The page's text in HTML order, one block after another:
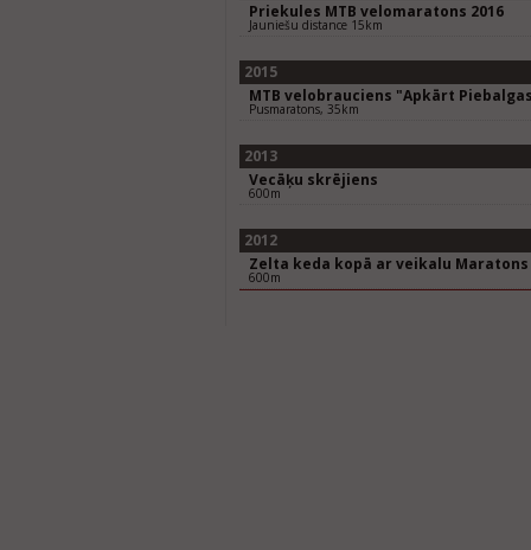
Priekules MTB velomaratons 2016
Jauniešu distance 15km
2015
MTB velobrauciens "Apkārt
Pusmaratons, 35km
2013
Vecāķu skrējiens
600m
2012
Zelta keda kopā ar veikalu Maratons
600m